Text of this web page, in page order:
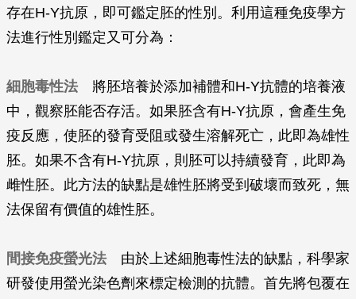
存在H-Y抗原，即可鑑定胚的性別。利用這種免疫學方
法進行性別鑑定又可分為：
細胞毒性法將胚培養於添加補體和H-Y抗體的培養液
中，觀察胚能否存活。如果胚含有H-Y抗原，會產生免
疫反應，使胚的發育受阻或發生溶解死亡，此即為雄性
胚。如果不含有H-Y抗原，則胚可以持續發育，此即為
雌性胚。此方法的缺點是雄性胚將受到破壞而致死，無
法保留有價值的雄性胚。
間接免疫螢光法由於上述細胞毒性法的缺點，科學家
研發使用螢光染色劑來標定檢測的抗體。首先將包覆在